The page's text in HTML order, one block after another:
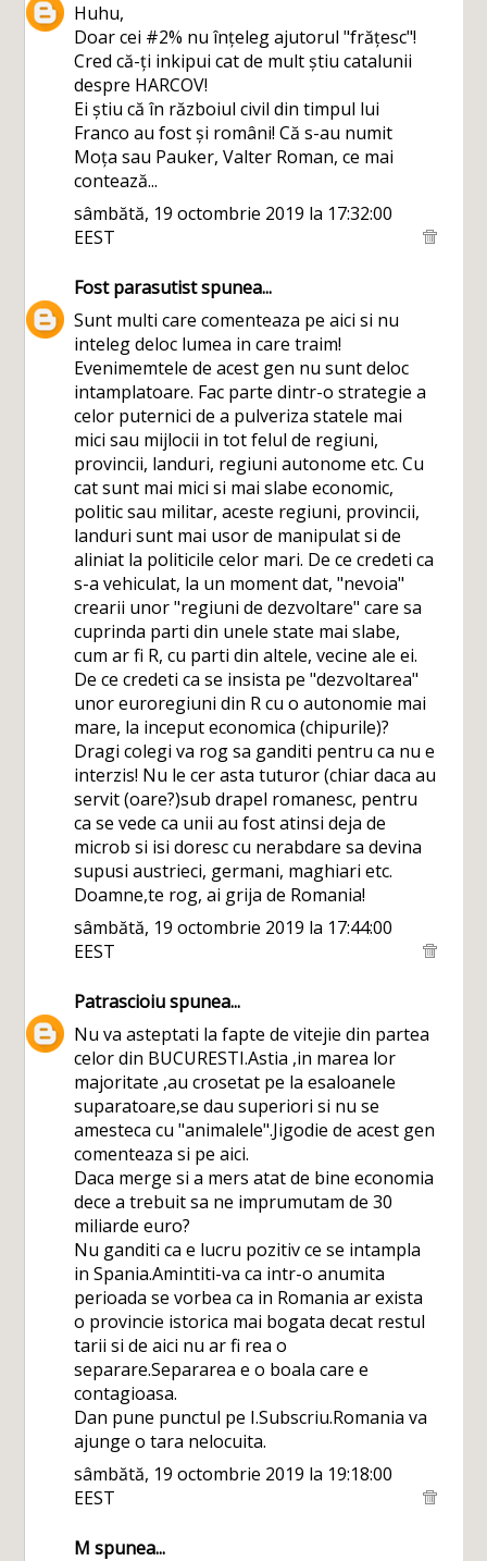
Huhu,
Doar cei #2% nu înțeleg ajutorul "frățesc"!
Cred că-ți inkipui cat de mult știu catalunii
despre HARCOV!
Ei știu că în războiul civil din timpul lui
Franco au fost și români! Că s-au numit
Moța sau Pauker, Valter Roman, ce mai
contează...
sâmbătă, 19 octombrie 2019 la 17:32:00
EEST
Fost parasutistspunea...
Sunt multi care comenteaza pe aici si nu
inteleg deloc lumea in care traim!
Evenimemtele de acest gen nu sunt deloc
intamplatoare. Fac parte dintr-o strategie a
celor puternici de a pulveriza statele mai
mici sau mijlocii in tot felul de regiuni,
provincii, landuri, regiuni autonome etc. Cu
cat sunt mai mici si mai slabe economic,
politic sau militar, aceste regiuni, provincii,
landuri sunt mai usor de manipulat si de
aliniat la politicile celor mari. De ce credeti ca
s-a vehiculat, la un moment dat, "nevoia"
crearii unor "regiuni de dezvoltare" care sa
cuprinda parti din unele state mai slabe,
cum ar fi R, cu parti din altele, vecine ale ei.
De ce credeti ca se insista pe "dezvoltarea"
unor euroregiuni din R cu o autonomie mai
mare, la inceput economica (chipurile)?
Dragi colegi va rog sa ganditi pentru ca nu e
interzis! Nu le cer asta tuturor (chiar daca au
servit (oare?)sub drapel romanesc, pentru
ca se vede ca unii au fost atinsi deja de
microb si isi doresc cu nerabdare sa devina
supusi austrieci, germani, maghiari etc.
Doamne,te rog, ai grija de Romania!
sâmbătă, 19 octombrie 2019 la 17:44:00
EEST
Patrascioiuspunea...
Nu va asteptati la fapte de vitejie din partea
celor din BUCURESTI.Astia ,in marea lor
majoritate ,au crosetat pe la esaloanele
suparatoare,se dau superiori si nu se
amesteca cu "animalele".Jigodie de acest gen
comenteaza si pe aici.
Daca merge si a mers atat de bine economia
dece a trebuit sa ne imprumutam de 30
miliarde euro?
Nu ganditi ca e lucru pozitiv ce se intampla
in Spania.Amintiti-va ca intr-o anumita
perioada se vorbea ca in Romania ar exista
o provincie istorica mai bogata decat restul
tarii si de aici nu ar fi rea o
separare.Separarea e o boala care e
contagioasa.
Dan pune punctul pe I.Subscriu.Romania va
ajunge o tara nelocuita.
sâmbătă, 19 octombrie 2019 la 19:18:00
EEST
M spunea...